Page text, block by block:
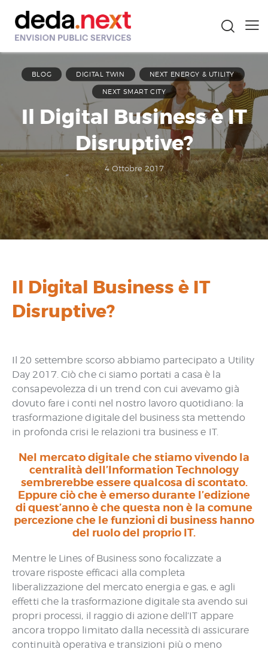
BLOG DIGITAL TWIN NEXT ENERGY & UTILITY
NEXT SMART CITY
Il Digital Business è IT
Disruptive?
4 Ottobre 2017
Il Digital Business è IT
Disruptive?
Il 20 settembre scorso abbiamo partecipato a Utility
Day 2017. Ciò che ci siamo portati a casa è la
consapevolezza di un trend con cui avevamo già
dovuto fare i conti nel nostro lavoro quotidiano: la
trasformazione digitale del business sta mettendo
in profonda crisi le relazioni tra business e IT.
Nel mercato digitale che stiamo vivendo la
centralità dell’Information Technology
sembrerebbe essere qualcosa di scontato.
Eppure ciò che è emerso durante l’edizione
di quest’anno è che questa non è la comune
percezione che le funzioni di business hanno
del ruolo del proprio IT.
Mentre le Lines of Business sono focalizzate a
trovare risposte efficaci alla completa
liberalizzazione del mercato energia e gas, e agli
effetti che la trasformazione digitale sta avendo sui
propri processi, il raggio di azione dell’IT appare
ancora troppo limitato dalla necessità di assicurare
continuità operativa e transizioni più o meno